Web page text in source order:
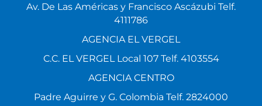
Av. De Las Américas y Francisco Ascázubi Telf.
4111786
AGENCIA EL VERGEL
C.C. EL VERGEL Local 107 Telf. 4103554
AGENCIA CENTRO
Padre Aguirre y G. Colombia Telf. 2824000